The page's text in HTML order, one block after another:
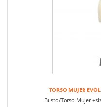
TORSO MUJER
Busto/Torso Mujer